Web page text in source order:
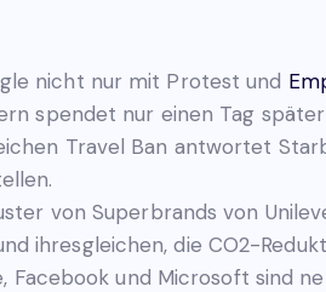
nicht nur mit Protest und
spendet nur einen Tag
Travel Ban antwortet
von Superbrands von
ihresgleichen, die CO2-
und Microsoft sind